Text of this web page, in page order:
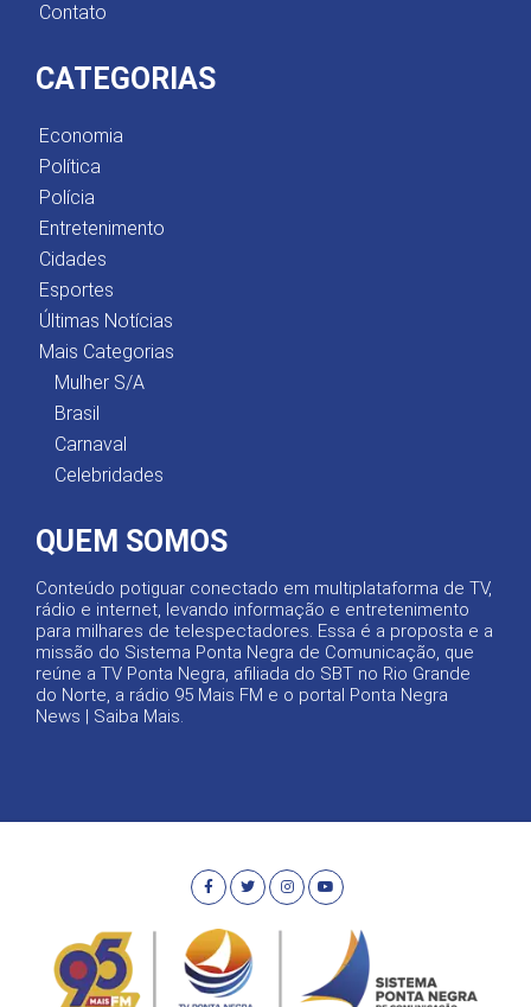
Contato
CATEGORIAS
Economia
Política
Polícia
Entretenimento
Cidades
Esportes
Últimas Notícias
Mais Categorias
Mulher S/A
Brasil
Carnaval
Celebridades
QUEM SOMOS
Conteúdo potiguar conectado em multiplataforma de TV,
rádio e internet, levando informação e entretenimento
para milhares de telespectadores. Essa é a proposta e a
missão do Sistema Ponta Negra de Comunicação, que
reúne a TV Ponta Negra, afiliada do SBT no Rio Grande
do Norte, a rádio 95 Mais FM e o portal Ponta Negra
News | Saiba Mais.